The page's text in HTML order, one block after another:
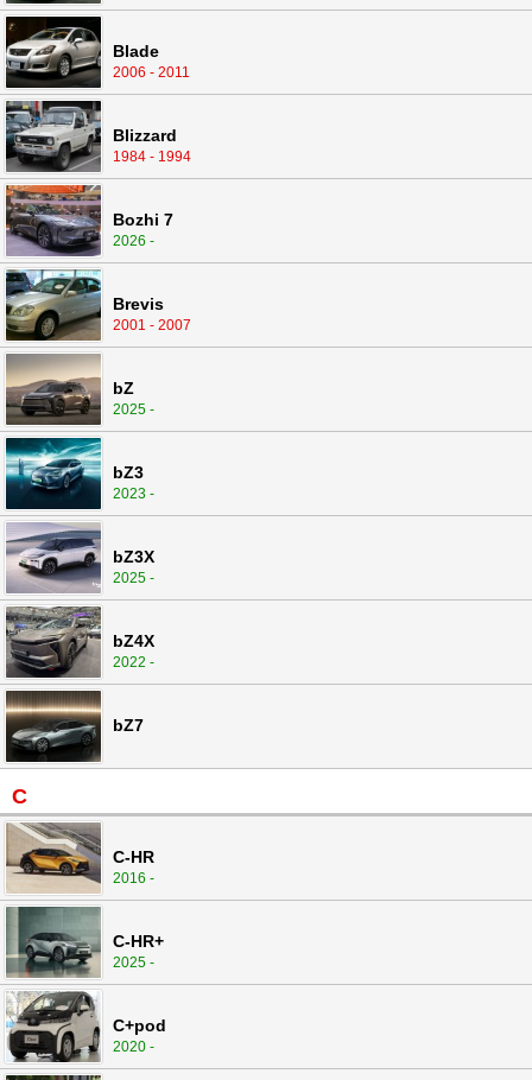
Blade
2006 - 2011
Blizzard
1984 - 1994
Bozhi 7
2026 -
Brevis
2001 - 2007
bZ
2025 -
bZ3
2023 -
bZ3X
2025 -
bZ4X
2022 -
bZ7
C
C-HR
2016 -
C-HR+
2025 -
C+pod
2020 -